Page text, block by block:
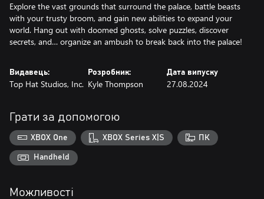
Explore the vast grounds that surround the palace, battle beasts
with your trusty broom, and gain new abilities to expand your
world. Hang out with doomed ghosts, solve puzzles, discover
secrets, and… organize an ambush to break back into the palace!
Видавець:
Top Hat Studios, Inc.
Розробник:
Kyle Thompson
Дата випуску
27.08.2024
Грати за допомогою
XBOX One XBOX Series X|S ПК
Handheld
Можливості